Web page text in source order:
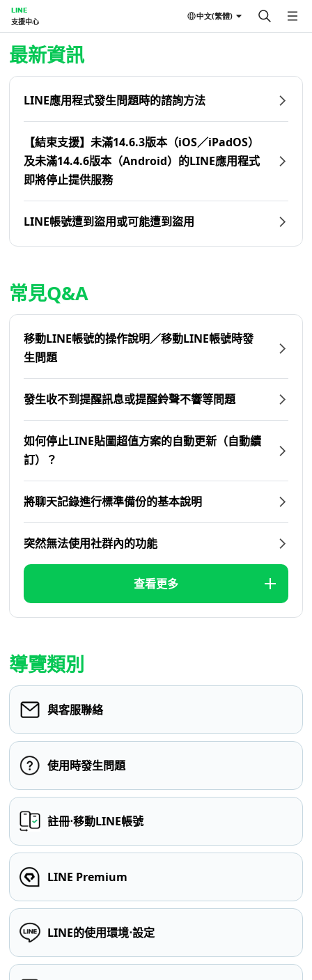
LINE
支援中心
中文(繁體)
首頁 | LINE支援中心
最新資訊
LINE應用程式發生問題時的諮詢方法
【結束支援】未滿14.6.3版本（iOS／iPadOS）
及未滿14.4.6版本（Android）的LINE應用程式
即將停止提供服務
LINE帳號遭到盜用或可能遭到盜用
常見Q&A
移動LINE帳號的操作說明／移動LINE帳號時發
生問題
發生收不到提醒訊息或提醒鈴聲不響等問題
如何停止LINE貼圖超值方案的自動更新（自動續
訂）？
將聊天記錄進行標準備份的基本說明
突然無法使用社群內的功能
查看更多
導覽類別
與客服聯絡
使用時發生問題
註冊⋅移動LINE帳號
LINE Premium
LINE的使用環境⋅設定